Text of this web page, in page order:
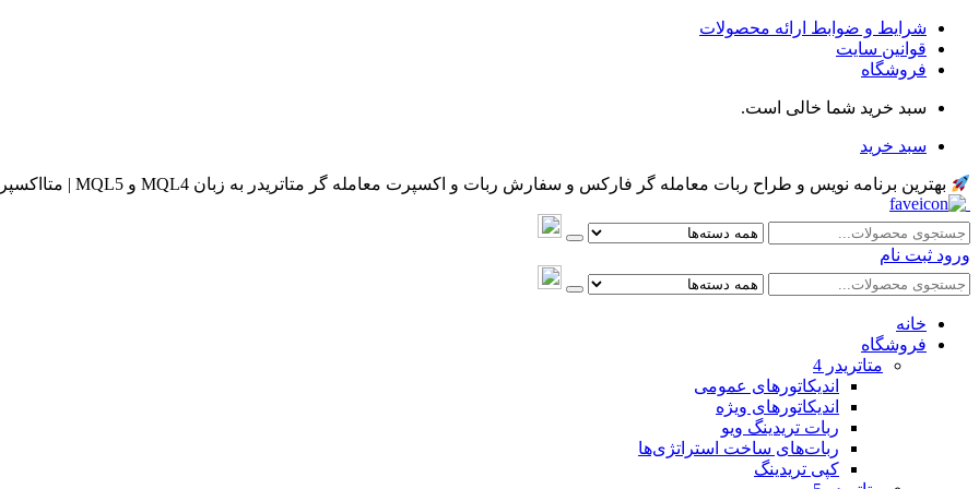
شرایط و ضوابط ارائه محصولات
قوانین سایت
فروشگاه
سبد خرید شما خالی است.
سبد خرید
بهترین برنامه نویس و طراح ربات معامله گر فارکس و سفارش ربات و اکسپرت معامله گر متاتریدر به زبان MQL4 و MQL5 | متااکسپرت
ورود ثبت نام
خانه
فروشگاه
متاتريدر 4
اندیکاتورهای عمومی
اندیکاتورهای ویژه
ربات تریدینگ ویو
ربات‌های ساخت استراتژی‌ها
کپی تریدینگ